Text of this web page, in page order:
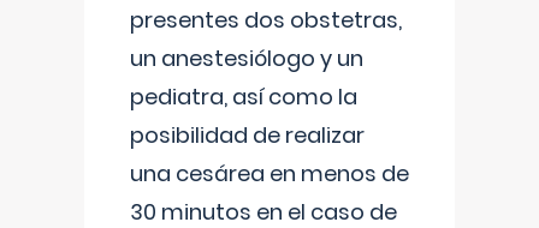
presentes dos obstetras,
un anestesiólogo y un
pediatra, así como la
posibilidad de realizar
una cesárea en menos de
30 minutos en el caso de